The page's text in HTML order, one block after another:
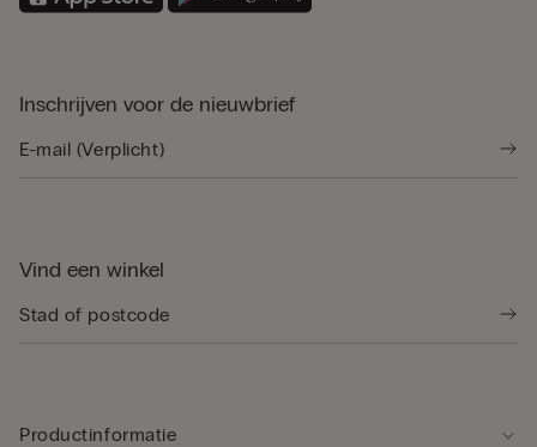
Inschrijven voor de nieuwbrief
Vind een winkel
Productinformatie